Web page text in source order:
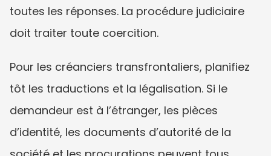
toutes les réponses. La procédure judiciaire
doit traiter toute coercition.
Pour les créanciers transfrontaliers, planifiez
tôt les traductions et la légalisation. Si le
demandeur est à l’étranger, les pièces
d’identité, les documents d’autorité de la